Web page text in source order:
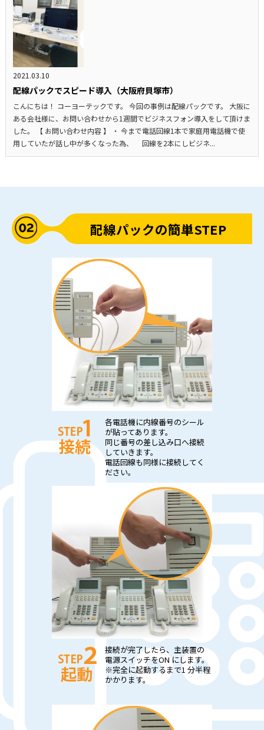
2021.03.10
配線パックでスピード導入（大阪府貝塚市）
こんにちは！ コーヨーテックです。 今回の事例は配線パックです。 大阪に
ある会社様に、お問い合わせから1週間でビジネスフォン導入をして頂けま
した。 【 お問い合わせ内容 】 ・ 今まで電話回線1本で家庭用電話機で使
用していたが話し中が多くなった為、 回線を2本にしビジネ...
配線パックの簡単STEP
各電話機に内線番号のシール
が貼ってあります。
同じ番号の差し込み口へ接続
していきます。
電話回線も同様に接続してく
ださい。
接続が完了したら、主装置の
電源スイッチをON にします。
※完全に起動するまで1 分半程
かかります。